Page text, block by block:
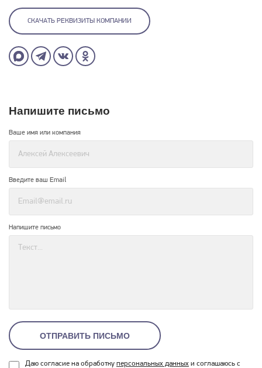
СКАЧАТЬ РЕКВИЗИТЫ КОМПАНИИ
Напишите письмо
Ваше имя или компания
Введите ваш Email
Напишите письмо
ОТПРАВИТЬ ПИСЬМО
Даю согласие на обработку персональных данных и соглашаюсь с